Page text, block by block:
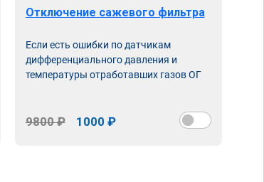
Отключение сажевого фильтра
Если есть ошибки по датчикам
дифференциального давления и
температуры отработавших газов ОГ
9800 ₽ 1000 ₽